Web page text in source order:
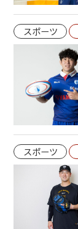
スポーツ
スポーツ